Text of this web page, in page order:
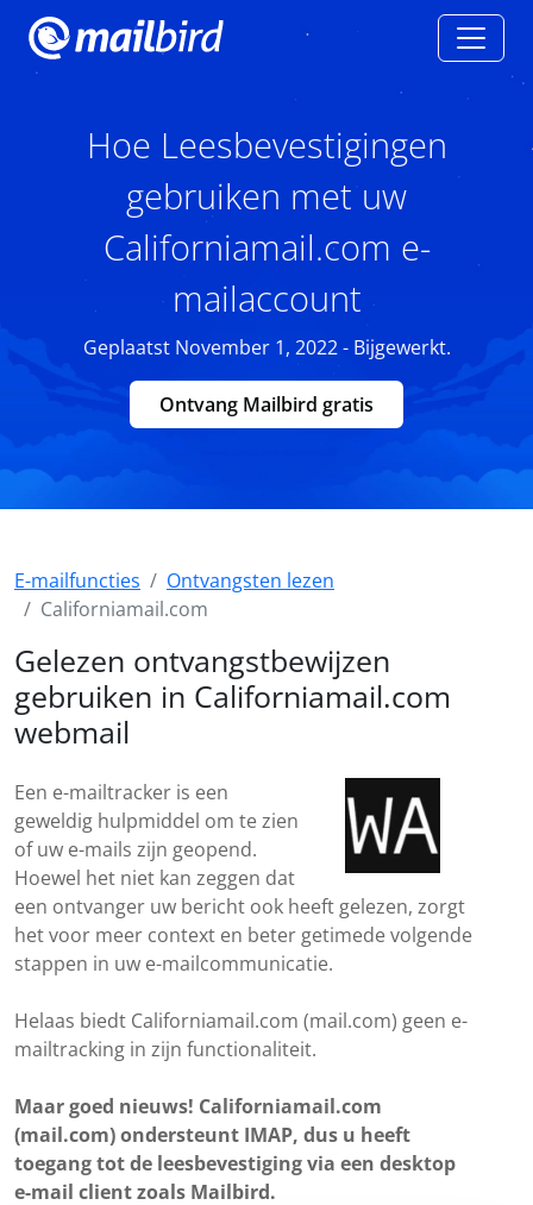
Hoe Leesbevestigingen
gebruiken met uw
Californiamail.com e-
mailaccount
Geplaatst November 1, 2022 - Bijgewerkt.
Ontvang Mailbird gratis
E-mailfuncties
Ontvangsten lezen
Californiamail.com
Gelezen ontvangstbewijzen
gebruiken in Californiamail.com
webmail
Een e-mailtracker is een
geweldig hulpmiddel om te zien
of uw e-mails zijn geopend.
Hoewel het niet kan zeggen dat
een ontvanger uw bericht ook heeft gelezen, zorgt
het voor meer context en beter getimede volgende
stappen in uw e-mailcommunicatie.
Helaas biedt Californiamail.com (mail.com) geen e-
mailtracking in zijn functionaliteit.
Maar goed nieuws! Californiamail.com
(mail.com) ondersteunt IMAP, dus u heeft
toegang tot de leesbevestiging via een desktop
e-mail client zoals Mailbird.